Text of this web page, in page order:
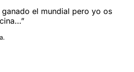
el mundial pero yo os